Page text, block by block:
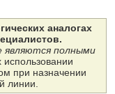
аналогах
являются полными
при назначении
линии.